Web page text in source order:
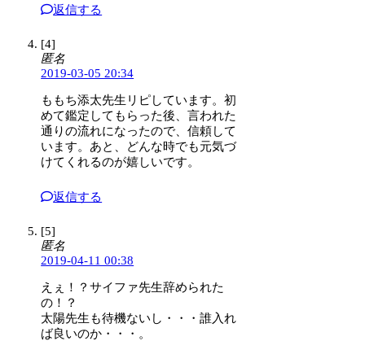
返信する
[4]
匿名
2019-03-05 20:34
ももち添太先生リピしています。初
めて鑑定してもらった後、言われた
通りの流れになったので、信頼して
います。あと、どんな時でも元気づ
けてくれるのが嬉しいです。
返信する
[5]
匿名
2019-04-11 00:38
えぇ！？サイファ先生辞められた
の！？
太陽先生も待機ないし・・・誰入れ
ば良いのか・・・。